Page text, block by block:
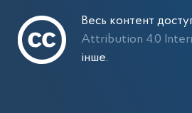
Весь контент
Attribution 4.0
інше.